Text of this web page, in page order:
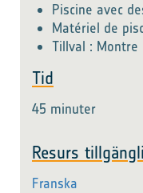
Piscine avec
Matériel de
Tillval : Montre
Tid
45 minuter
Resurs
Franska